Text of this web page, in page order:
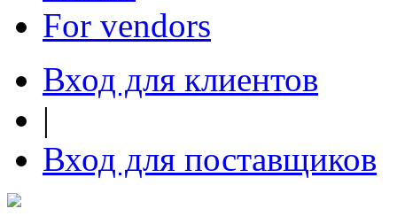
For vendors
Вход для клиентов
|
Вход для поставщиков